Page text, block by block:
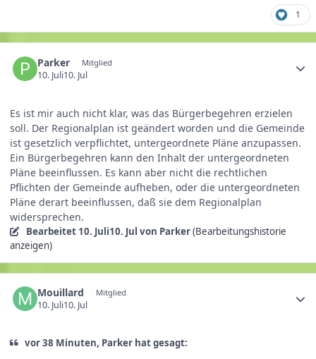
1
Parker Mitglied
10. Juli10. Jul
Es ist mir auch nicht klar, was das Bürgerbegehren erzielen
soll. Der Regionalplan ist geändert worden und die Gemeinde
ist gesetzlich verpflichtet, untergeordnete Pläne anzupassen.
Ein Bürgerbegehren kann den Inhalt der untergeordneten
Pläne beeinflussen. Es kann aber nicht die rechtlichen
Pflichten der Gemeinde aufheben, oder die untergeordneten
Pläne derart beeinflussen, daß sie dem Regionalplan
widersprechen.
Bearbeitet 10. Juli10. Jul von Parker(Bearbeitungshistorie
anzeigen)
Mouillard Mitglied
10. Juli10. Jul
vor 38 Minuten, Parker hat gesagt: